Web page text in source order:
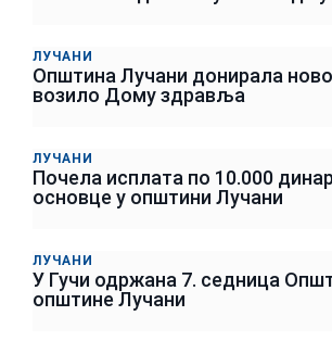
ЛУЧАНИ
Општина Лучани донирала
возило Дому здравља
ЛУЧАНИ
Почела исплата по 10.000
основце у општини Лучани
ЛУЧАНИ
У Гучи одржана 7. седница
општине Лучани